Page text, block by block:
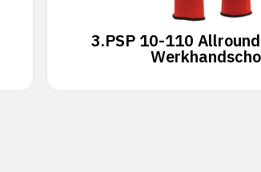
3.PSP 10-110